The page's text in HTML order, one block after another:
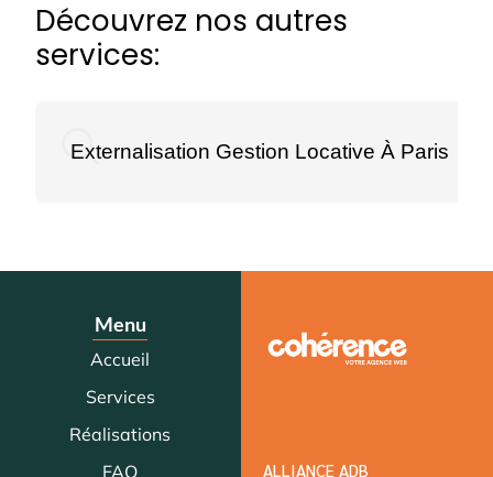
Découvrez nos autres
services:
Externalisation Gestion Locative À Paris
Menu
Accueil
Services
Réalisations
FAQ
ALLIANCE ADB